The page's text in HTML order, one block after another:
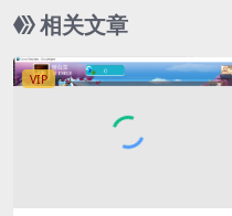
相关文章
VIP